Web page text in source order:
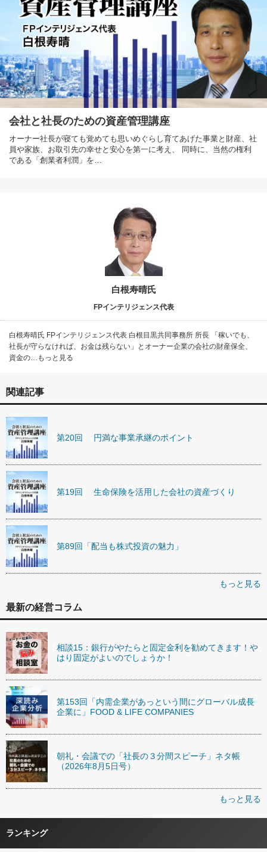
会社と社長のための資産管理講座
オーナー社長が寝ても覚めても思いめぐらし育てあげた事業と財産、社
員や家族、お取引先の幸せと安心を第一に考え、 同時に、当然の権利
である「創業者利潤」を…
白根寿晴氏
FPインテリジェンス代表
白根寿晴氏 FPインテリジェンス代表 白根目黒共同事務所 所長 「稼いでも、
社長が守らなければ、お金は残らない」とオーナー企業の会社の財産保全、
資金の…もっと見る
関連記事
第20回 円満な事業承継のポイント
第19回 生命保険を活用した会社の資産づくり
第89回「配当も株式投資の魅力」
もっと見る
最新の経営コラム
相談15：銀行がやたらと固定金利を勧めてきます！や
はり固定がよいのでしょうか！
第153回「内需企業があっという間にグローバル成長
企業に」FOOD & LIFE COMPANIES
朝礼・会議での「社長の３分間スピーチ」ネタ帳
（2026年8月5日号）
もっと見る
ランキング